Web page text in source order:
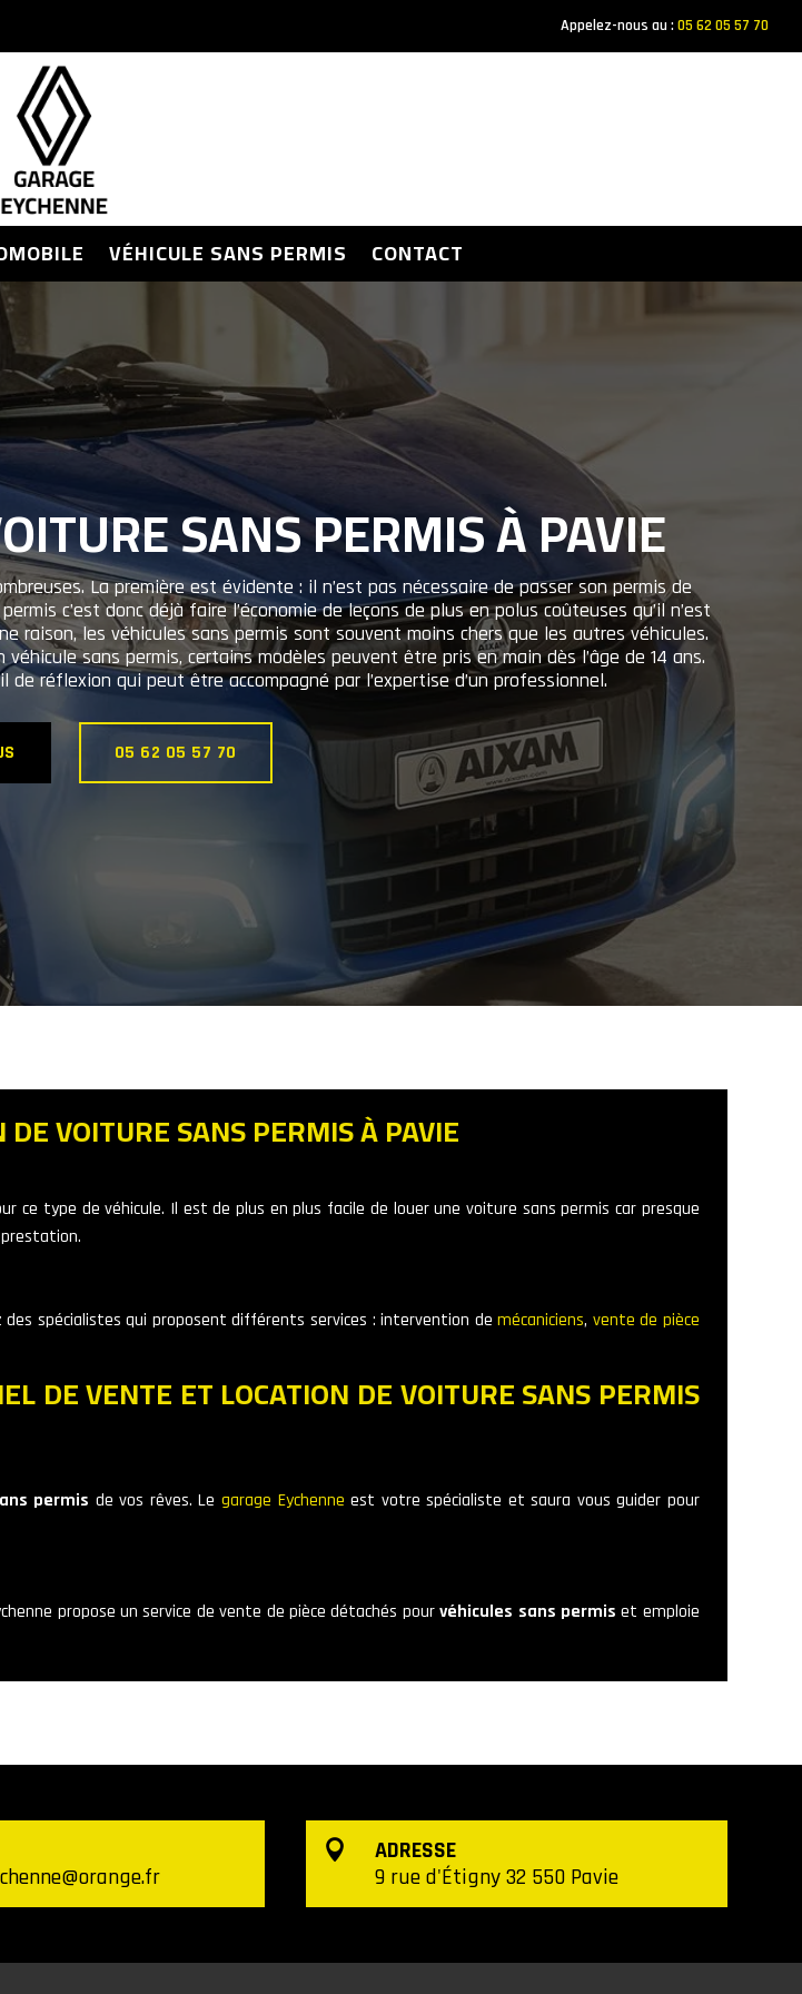
Appelez-nous au : 05 62 05 57 70
VÉHICULE SANS PERMIS CONTACT
SANS PERMIS À PAVIE
La première est évidente : il n’est pas nécessaire de passer son permis de
c’est donc déjà faire l’économie de leçons de plus en polus coûteuses qu’il n’est
raison, les véhicules sans permis sont souvent moins chers que les autres véhicules.
sans permis, certains modèles peuvent être pris en main dès l’âge de 14 ans.
réflexion qui peut être accompagné par l’expertise d’un professionnel.
05 62 05 57 70
VOITURE SANS PERMIS À PAVIE
ce type de véhicule. Il est de plus en plus facile de louer une voiture sans permis car presque
spécialistes qui proposent différents services : intervention demécaniciens, vente de pièce
DE VENTE ET LOCATION DE VOITURE SANS PERMIS
permis de vos rêves. Le garage Eychenne est votre spécialiste et saura vous guider pour
propose un service de vente de pièce détachés pourvéhicules sans permis et emploie

ADRESSE
9 rue d'Étigny 32 550 Pavie